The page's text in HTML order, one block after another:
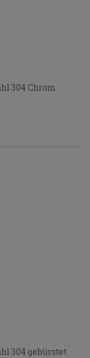
304 Chrom
304 gebürstet